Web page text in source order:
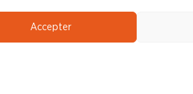
Accepter